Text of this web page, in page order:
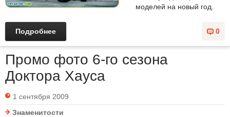
моделей на новый год.
0
Подробнее
Промо фото 6-го сезона
Доктора Хауса
1 сентября 2009
Знаменитости